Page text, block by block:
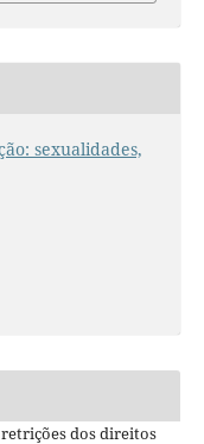
sexualidades,
retrições dos direitos